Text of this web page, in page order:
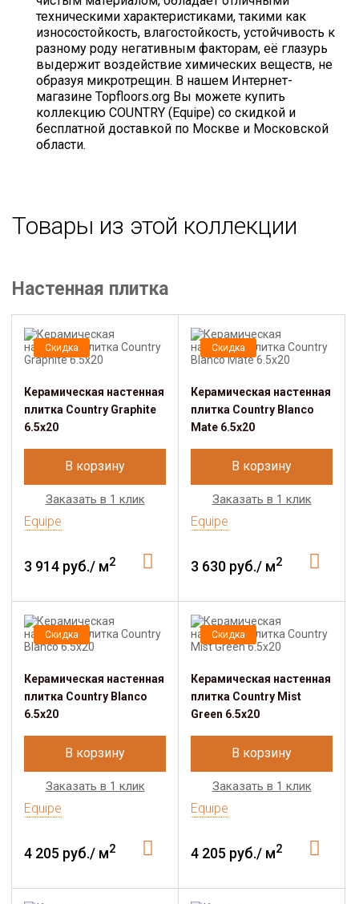
техническими характеристиками, такими как
износостойкость, влагостойкость, устойчивость к
разному роду негативным факторам, её глазурь
выдержит воздействие химических веществ, не
образуя микротрещин. В нашем Интернет-
магазине Topfloors.org Вы можете купить
коллекцию COUNTRY (Equipe) со скидкой и
бесплатной доставкой по Москве и Московской
области.
Товары из этой коллекции
Настенная плитка
Скидка
Керамическая настенная
плитка Country Graphite
6.5x20
В корзину
Заказать в 1 клик
Equipe
3 914 руб./ м2
Скидка
Керамическая настенная
плитка Country Blanco
Mate 6.5x20
В корзину
Заказать в 1 клик
Equipe
3 630 руб./ м2
Скидка
Керамическая настенная
плитка Country Blanco
6.5x20
В корзину
Заказать в 1 клик
Equipe
4 205 руб./ м2
Скидка
Керамическая настенная
плитка Country Mist
Green 6.5x20
В корзину
Заказать в 1 клик
Equipe
4 205 руб./ м2